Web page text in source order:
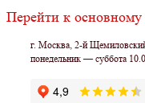
Перейти к
г. Москва, 2-й
понедельник — суббота